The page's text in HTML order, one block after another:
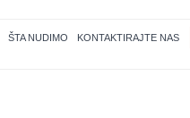
ŠTA NUDIMO KONTAKTIRAJTE NAS